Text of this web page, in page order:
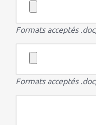
Formats acceptés
Formats acceptés